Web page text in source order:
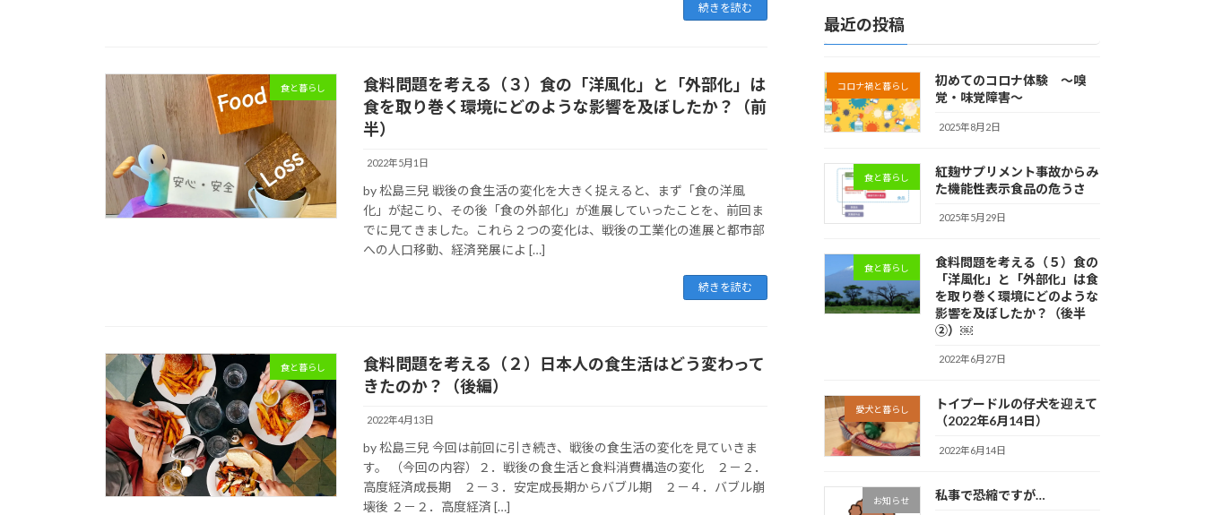
続きを読む
食と暮らし
食料問題を考える（３）食の「洋風化」と「外部化」は
食を取り巻く環境にどのような影響を及ぼしたか？（前
半）
2022年5月1日
by 松島三兒 戦後の食生活の変化を大きく捉えると、まず「食の洋風
化」が起こり、その後「食の外部化」が進展していったことを、前回ま
でに見てきました。これら２つの変化は、戦後の工業化の進展と都市部
への人口移動、経済発展によ […]
続きを読む
食と暮らし
食料問題を考える（２）日本人の食生活はどう変わって
きたのか？（後編）
2022年4月13日
by 松島三兒 今回は前回に引き続き、戦後の食生活の変化を見ていきま
す。 （今回の内容）２．戦後の食生活と食料消費構造の変化 ２－２．
高度経済成長期 ２－３．安定成長期からバブル期 ２－４．バブル崩
壊後 ２－２．高度経済 […]
最近の投稿
コロナ禍と暮らし
初めてのコロナ体験 ～嗅
覚・味覚障害～
2025年8月2日
食と暮らし
紅麹サプリメント事故からみ
た機能性表示食品の危うさ
2025年5月29日
食と暮らし
食料問題を考える（５）食の
「洋風化」と「外部化」は食
を取り巻く環境にどのような
影響を及ぼしたか？（後半
②）￼
2022年6月27日
愛犬と暮らし
トイプードルの仔犬を迎えて
（2022年6月14日）
2022年6月14日
お知らせ 私事で恐縮ですが…